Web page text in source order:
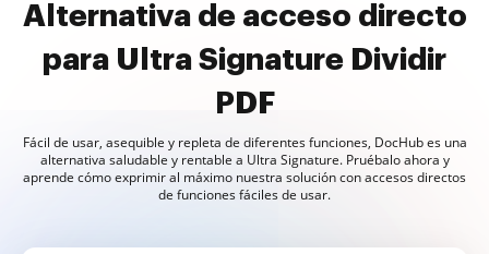
Alternativa de acceso directo
para Ultra Signature Dividir
PDF
Fácil de usar, asequible y repleta de diferentes funciones, DocHub es una
alternativa saludable y rentable a Ultra Signature. Pruébalo ahora y
aprende cómo exprimir al máximo nuestra solución con accesos directos
de funciones fáciles de usar.